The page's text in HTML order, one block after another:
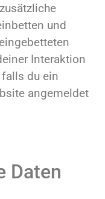
und
Interaktion
du ein
angemeldet
Daten